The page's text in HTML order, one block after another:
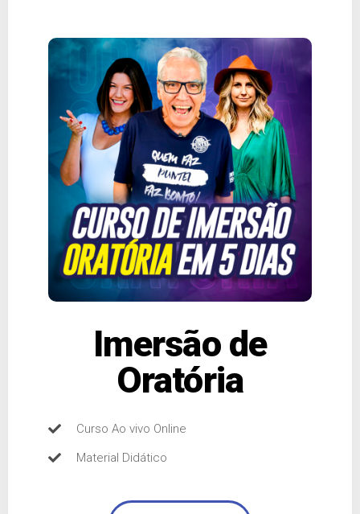
Imersão de
Oratória
Curso Ao vivo Online
Material Didático